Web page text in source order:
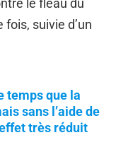
le fléau du
suivie d’un
temps que la
sans l’aide de
très réduit